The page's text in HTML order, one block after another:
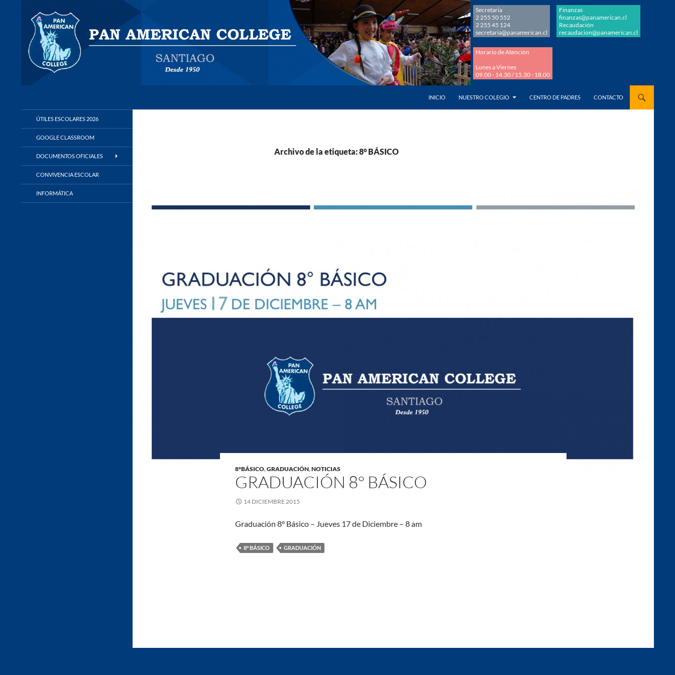
Secretaria
2 255 50 552
2 255 45 124
secretaria@panamerican.cl
Finanzas
finanzas@panamerican.cl
Recaudación
recaudacion@panamerican.cl
Horario de Atención
Lunes a Viernes
09.00 - 14.30 / 15.30 - 18.00
INICIO
NUESTRO COLEGIO CENTRO DE PADRES CONTACTO
Archivo de la etiqueta: 8° BÁSICO
8°BÁSICO,GRADUACIÓN,NOTICIAS
GRADUACIÓN 8° BÁSICO
14 DICIEMBRE 2015
Graduación 8° Básico – Jueves 17 de Diciembre – 8 am
8° BÁSICO GRADUACIÓN
ÚTILES ESCOLARES 2026
GOOGLE CLASSROOM
DOCUMENTOS OFICIALES
CONVIVENCIA ESCOLAR
INFORMÁTICA